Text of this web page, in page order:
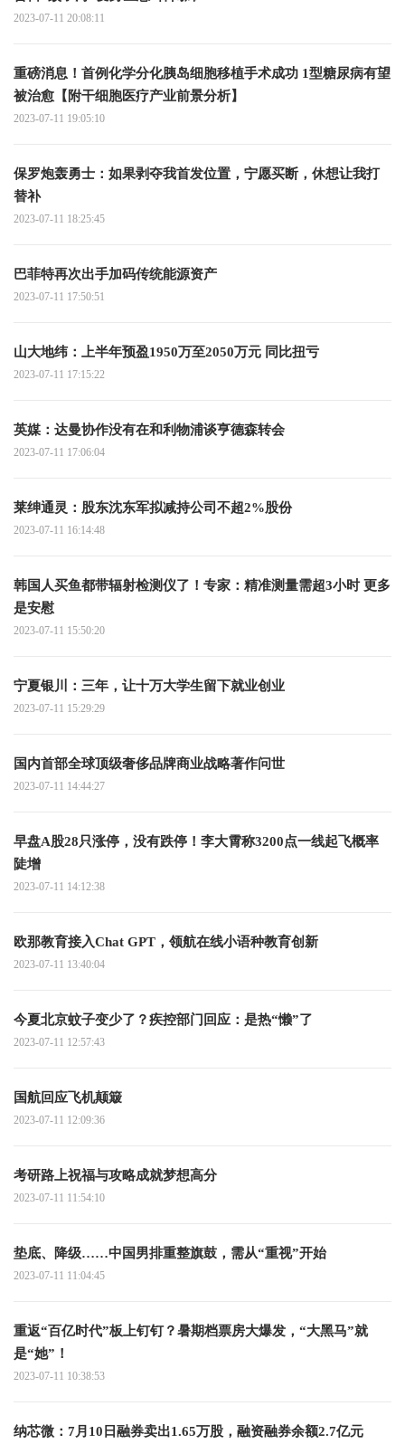
2023-07-11 20:08:11
重磅消息！首例化学分化胰岛细胞移植手术成功 1型糖尿病有望
被治愈【附干细胞医疗产业前景分析】
2023-07-11 19:05:10
保罗炮轰勇士：如果剥夺我首发位置，宁愿买断，休想让我打
替补
2023-07-11 18:25:45
巴菲特再次出手加码传统能源资产
2023-07-11 17:50:51
山大地纬：上半年预盈1950万至2050万元 同比扭亏
2023-07-11 17:15:22
英媒：达曼协作没有在和利物浦谈亨德森转会
2023-07-11 17:06:04
莱绅通灵：股东沈东军拟减持公司不超2%股份
2023-07-11 16:14:48
韩国人买鱼都带辐射检测仪了！专家：精准测量需超3小时 更多
是安慰
2023-07-11 15:50:20
宁夏银川：三年，让十万大学生留下就业创业
2023-07-11 15:29:29
国内首部全球顶级奢侈品牌商业战略著作问世
2023-07-11 14:44:27
早盘A股28只涨停，没有跌停！李大霄称3200点一线起飞概率
陡增
2023-07-11 14:12:38
欧那教育接入Chat GPT，领航在线小语种教育创新
2023-07-11 13:40:04
今夏北京蚊子变少了？疾控部门回应：是热“懒”了
2023-07-11 12:57:43
国航回应飞机颠簸
2023-07-11 12:09:36
考研路上祝福与攻略成就梦想高分
2023-07-11 11:54:10
垫底、降级……中国男排重整旗鼓，需从“重视”开始
2023-07-11 11:04:45
重返“百亿时代”板上钉钉？暑期档票房大爆发，“大黑马”就
是“她”！
2023-07-11 10:38:53
纳芯微：7月10日融券卖出1.65万股，融资融券余额2.7亿元